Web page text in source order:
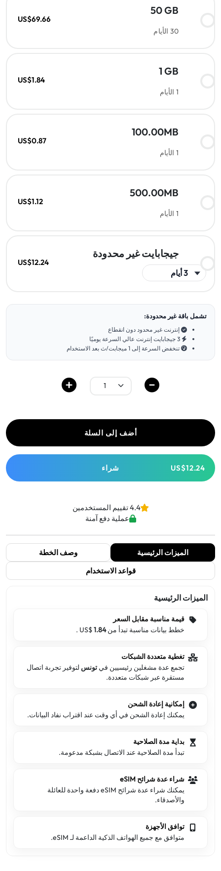
50 GB
30 الأيام
US$69.66
1 GB
1 الأيام
US$1.84
100.00MB
1 الأيام
US$0.87
500.00MB
1 الأيام
US$1.12
جيجابايت غير محدودة
US$12.24
تشمل باقة غير محدودة:
إنترنت غير محدود دون انقطاع
3 جيجابايت إنترنت عالي السرعة يوميًا
تنخفض السرعة إلى 1 ميجابت/ث بعد الاستخدام
أضف إلى السلة
شراء US$12.24
4.4 تقييم المستخدمين
عملية دفع آمنة
الميزات الرئيسية
وصف الخطة
قواعد الاستخدام
الميزات الرئيسية
قيمة مناسبة مقابل السعر
خطط بيانات مناسبة تبدأ من US$1.84
.
تغطية متعددة الشبكات
تجمع عدة مشغلين رئيسيين في تونس لتوفير تجربة اتصال
مستقرة عبر شبكات متعددة.
إمكانية إعادة الشحن
يمكنك إعادة الشحن في أي وقت عند اقتراب نفاد البيانات.
بداية مدة الصلاحية
تبدأ مدة الصلاحية عند الاتصال بشبكة مدعومة.
شراء عدة شرائح eSIM
يمكنك شراء عدة شرائح eSIM دفعة واحدة للعائلة
والأصدقاء.
توافق الأجهزة
متوافق مع جميع الهواتف الذكية الداعمة لـ eSIM.